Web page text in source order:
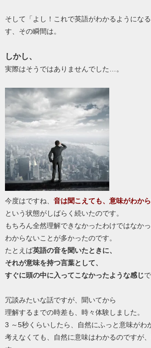
そして「よし！これで英語がわかるようにな
す、その瞬間は。
しかし、
実際はそうではありませんでした…。
今度はですね、 音は聞こえても、意味がわか
という状態がしばらく続いたのです。
もちろん全然理解できなかったわけではなかっ
わからないことが多かったのです。
たとえば英語の音を聞いたときに、
それが意味を持つ言葉として、
すぐに頭の中に入ってこなかったような感じ
冗談みたいな話ですが、聞いてから
理解するまでの時差も、時々体験しました。
3 ～5秒くらいしたら、自然にふっと意味がわ
考えなくても、自然に意味はわかるのですが